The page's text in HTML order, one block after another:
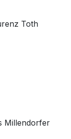
Toth
Millendorfer